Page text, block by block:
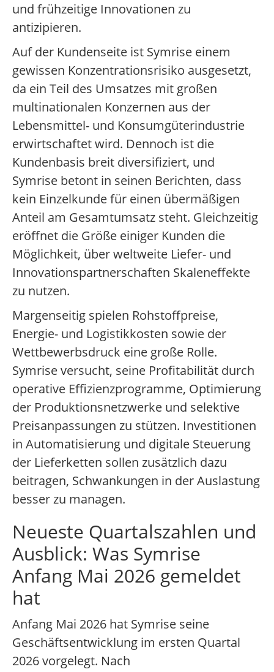
und frühzeitige Innovationen zu
antizipieren.
Auf der Kundenseite ist Symrise einem
gewissen Konzentrationsrisiko ausgesetzt,
da ein Teil des Umsatzes mit großen
multinationalen Konzernen aus der
Lebensmittel- und Konsumgüterindustrie
erwirtschaftet wird. Dennoch ist die
Kundenbasis breit diversifiziert, und
Symrise betont in seinen Berichten, dass
kein Einzelkunde für einen übermäßigen
Anteil am Gesamtumsatz steht. Gleichzeitig
eröffnet die Größe einiger Kunden die
Möglichkeit, über weltweite Liefer- und
Innovationspartnerschaften Skaleneffekte
zu nutzen.
Margenseitig spielen Rohstoffpreise,
Energie- und Logistikkosten sowie der
Wettbewerbsdruck eine große Rolle.
Symrise versucht, seine Profitabilität durch
operative Effizienzprogramme, Optimierung
der Produktionsnetzwerke und selektive
Preisanpassungen zu stützen. Investitionen
in Automatisierung und digitale Steuerung
der Lieferketten sollen zusätzlich dazu
beitragen, Schwankungen in der Auslastung
besser zu managen.
Neueste Quartalszahlen und
Ausblick: Was Symrise
Anfang Mai 2026 gemeldet
hat
Anfang Mai 2026 hat Symrise seine
Geschäftsentwicklung im ersten Quartal
2026 vorgelegt. Nach